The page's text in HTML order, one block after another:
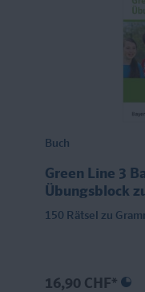
Buch
Green Line 3
Übungsblock
150 Rätsel zu
16,90 CHF*